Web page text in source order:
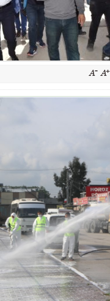
BÖLGEMİZ ÇUKUROVA’DA
İyi Parti Yüreğir İlçe Başkanı
Kimyasallardan Koruma